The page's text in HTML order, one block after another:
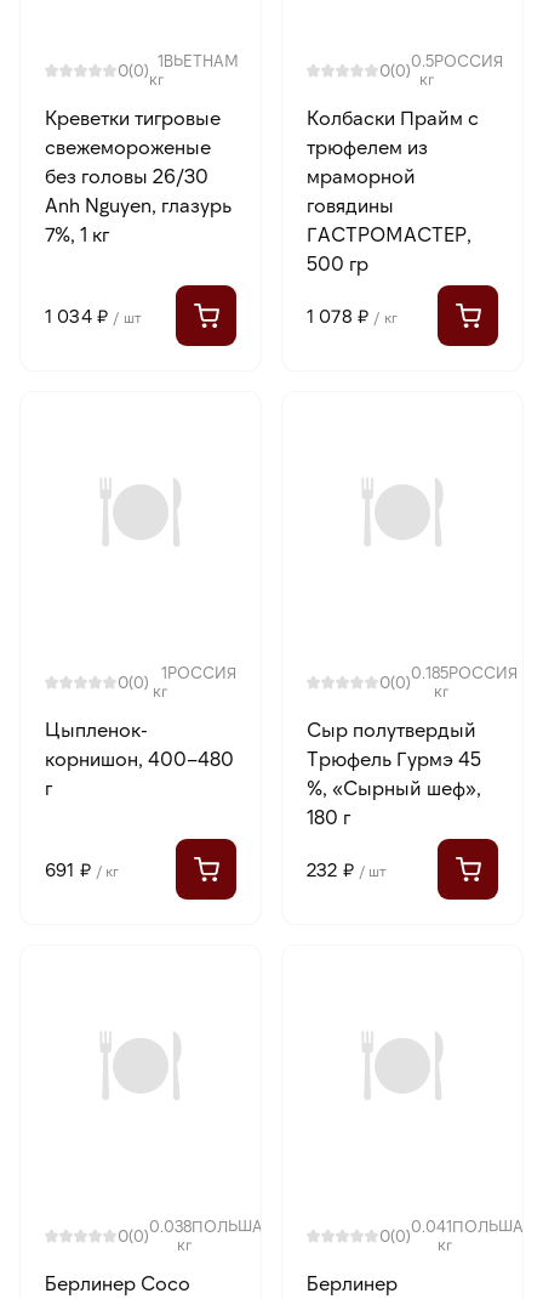
0(0) 1
кг
ВЬЕТНАМ
Креветки тигровые
свежемороженые
без головы 26/30
Anh Nguyen, глазурь
7%, 1 кг
1 034 ₽ / шт
0(0)0.5
кг
РОССИЯ
Колбаски Прайм с
трюфелем из
мраморной
говядины
ГАСТРОМАСТЕР,
500 гр
1 078 ₽ / кг
0(0)
1
кг
РОССИЯ
Цыпленок-
корнишон, 400–480
г
691 ₽ / кг
0(0)0.185
кг
РОССИЯ
Сыр полутвердый
Трюфель Гурмэ 45
%, «Сырный шеф»,
180 г
232 ₽ / шт
0(0)0.038
кг
ПОЛЬША
Берлинер Coco
0(0)0.041
кг
ПОЛЬША
Берлинер